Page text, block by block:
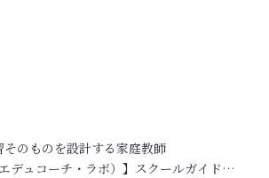
のものを設計する家庭教師
デュコーチ・ラボ）】スクールガイド…